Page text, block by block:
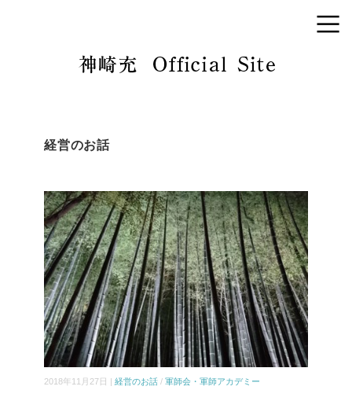
経営のお話
2018年11月27日 | 経営のお話 / 軍師会・軍師アカデミー